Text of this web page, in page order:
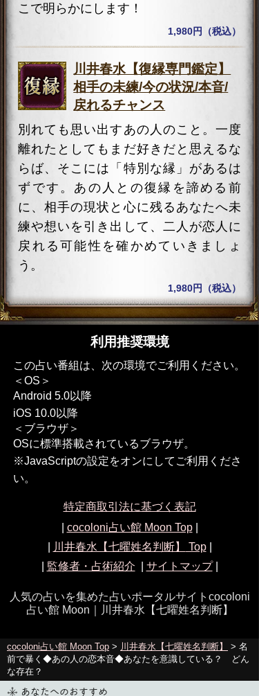
こで明らかにします！
1,980円（税込）
川井春水【復縁専門鑑定】
相手の未練/今の状況/本音/
戻れるチャンス
別れても思い出すあの人のこと。一度
離れたとしてもまだ好きだと思えるな
らば、そこには「特別な縁」があるは
ずです。あの人との復縁を諦める前
に、相手の現状と心に残るあなたへ未
練や想いを引き出して、二人が恋人に
戻れる可能性を確かめていきましょ
う。
1,980円（税込）
利用推奨環境
この占い番組は、次の環境でご利用ください。
＜OS＞
Android 5.0以降
iOS 10.0以降
＜ブラウザ＞
OSに標準搭載されているブラウザ。
※JavaScriptの設定をオンにしてご利用くださ
い。
特定商取引法に基づく表記
cocoloni占い館 Moon Top|
川井春水【七曜姓名判断】 Top|
監修者・占術紹介 サイトマップ|
人気の占いを集めた占いポータルサイトcocoloni
占い館 Moon｜
川井春水【七曜姓名判断】
cocoloni占い館 Moon Top > 川井春水【七曜姓名判断】
> 名
前で暴く◆あの人の恋本音◆あなたを意識している？ どん
な存在？
あなたへのおすすめ